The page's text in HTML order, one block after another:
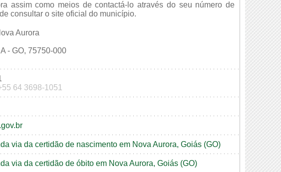
assim como meios de contactá-lo através do seu número de
consultar o site oficial do município.
Aurora
- GO, 75750-000
64 3698-1051
via da certidão de nascimento em Nova Aurora, Goiás (GO)
via da certidão de óbito em Nova Aurora, Goiás (GO)